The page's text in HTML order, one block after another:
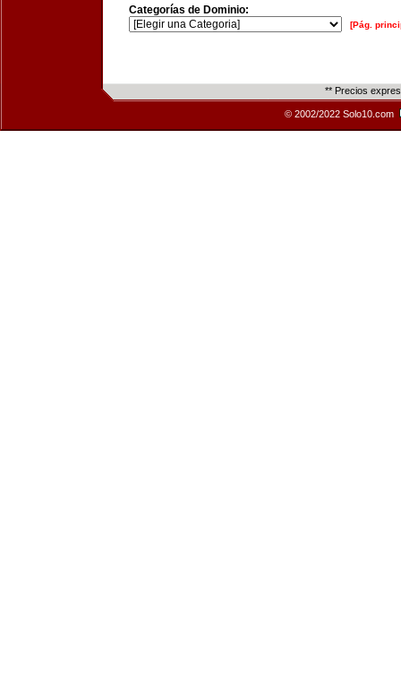
Categorías de Dominio:
[Pág.
** Precios
© 2002/2022 Solo10.com